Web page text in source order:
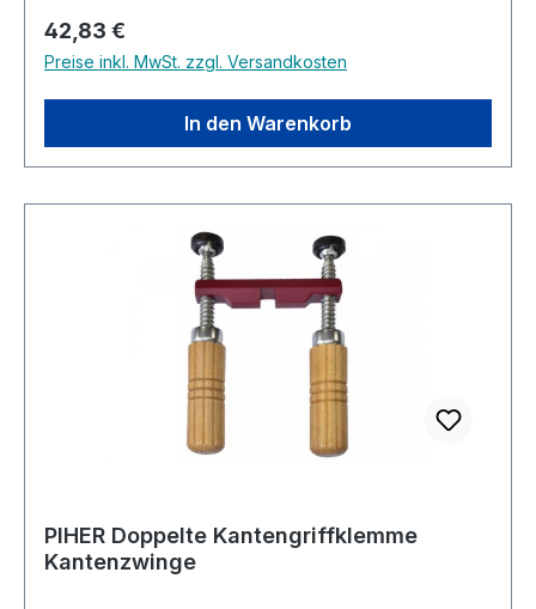
Regulärer Preis:
42,83 €
Preise inkl. MwSt. zzgl. Versandkosten
In den Warenkorb
PIHER Doppelte Kantengriffklemme
Kantenzwinge